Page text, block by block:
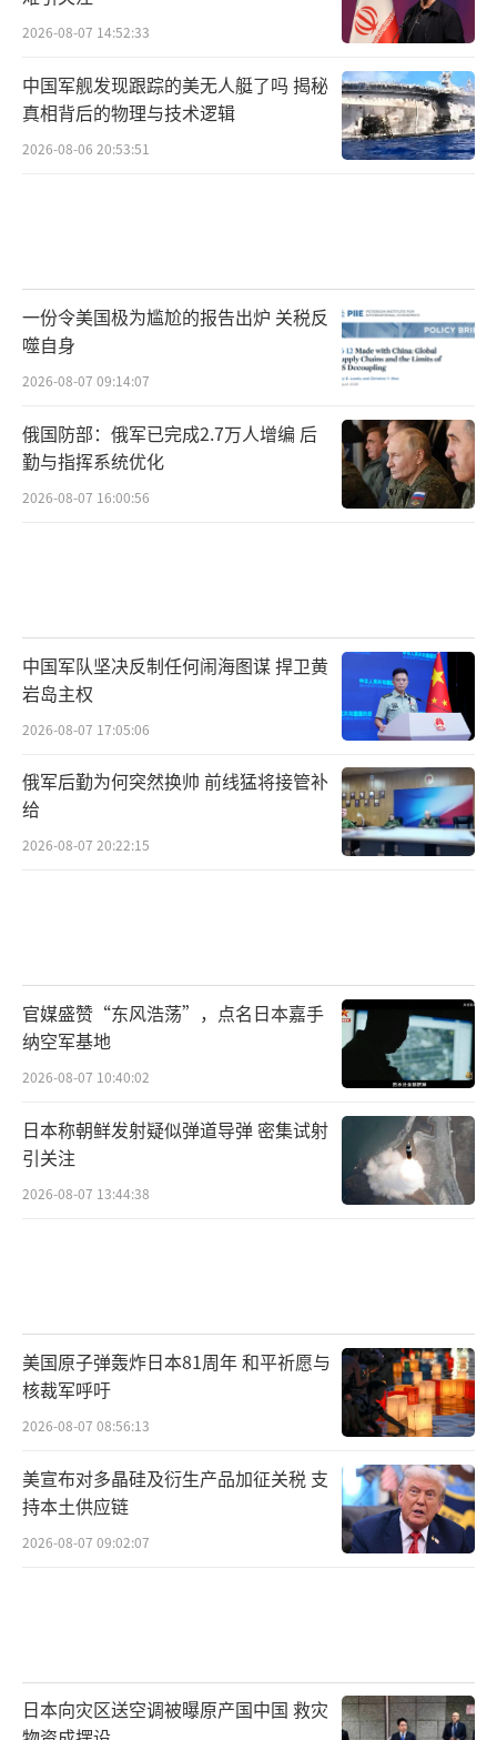
2026-08-07 14:52:33
中国军舰发现跟踪的美无人艇了吗 揭秘
真相背后的物理与技术逻辑
2026-08-06 20:53:51
一份令美国极为尴尬的报告出炉 关税反
噬自身
2026-08-07 09:14:07
俄国防部：俄军已完成2.7万人增编 后
勤与指挥系统优化
2026-08-07 16:00:56
中国军队坚决反制任何闹海图谋 捍卫黄
岩岛主权
2026-08-07 17:05:06
俄军后勤为何突然换帅 前线猛将接管补
给
2026-08-07 20:22:15
官媒盛赞“东风浩荡”，点名日本嘉手
纳空军基地
2026-08-07 10:40:02
日本称朝鲜发射疑似弹道导弹 密集试射
引关注
2026-08-07 13:44:38
美国原子弹轰炸日本81周年 和平祈愿与
核裁军呼吁
2026-08-07 08:56:13
美宣布对多晶硅及衍生产品加征关税 支
持本土供应链
2026-08-07 09:02:07
日本向灾区送空调被曝原产国中国 救灾